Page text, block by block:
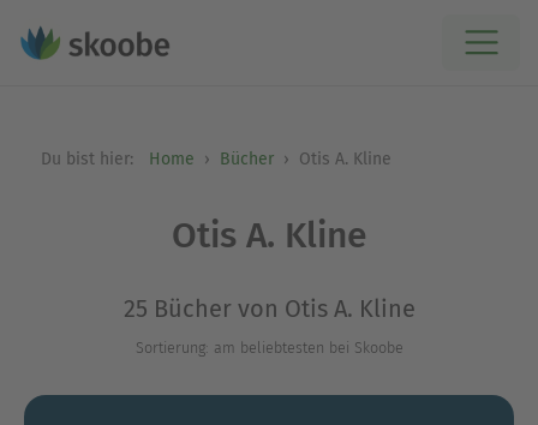
Du bist hier: Home Bücher Otis A. Kline
Otis A. Kline
25 Bücher von Otis A. Kline
Sortierung: am beliebtesten bei Skoobe